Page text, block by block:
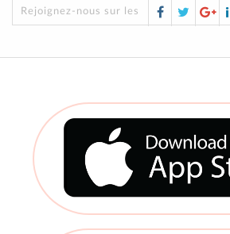
Rejoignez-nous sur les réseaux sociaux
Facebook
Twitter
Plus